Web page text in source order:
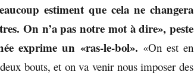
estiment que cela ne changera
On n’a pas notre mot à dire», peste
exprime un «ras-le-bol». «On est en
bouts, et on va venir nous imposer des